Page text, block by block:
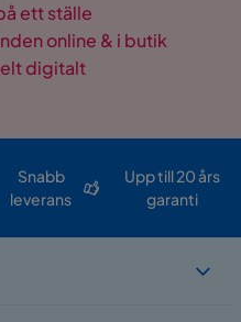
ett ställe
online & i butik
digitalt
Snabb
leverans
Upp till 20 års
garanti